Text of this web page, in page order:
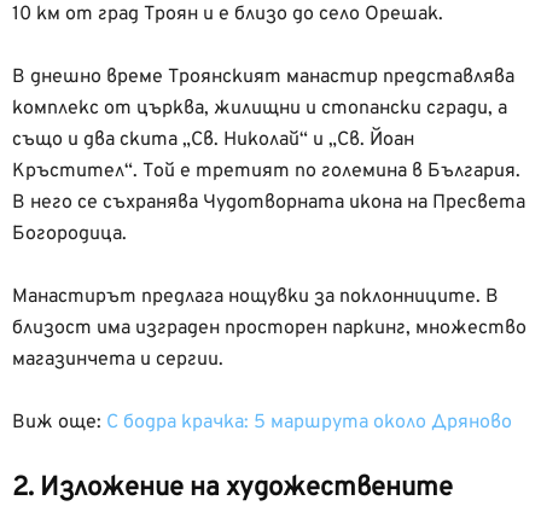
10 км от град Троян и е близо до село Орешак.
В днешно време Троянският манастир представлява
комплекс от църква, жилищни и стопански сгради, а
също и два скита „Св. Николай“ и „Св. Йоан
Кръстител“. Той е третият по големина в България.
В него се съхранява Чудотворната икона на Пресвета
Богородица.
Манастирът предлага нощувки за поклонниците. В
близост има изграден просторен паркинг, множество
магазинчета и сергии.
Виж още: С бодра крачка: 5 маршрута около Дряново
2. Изложение на художествените